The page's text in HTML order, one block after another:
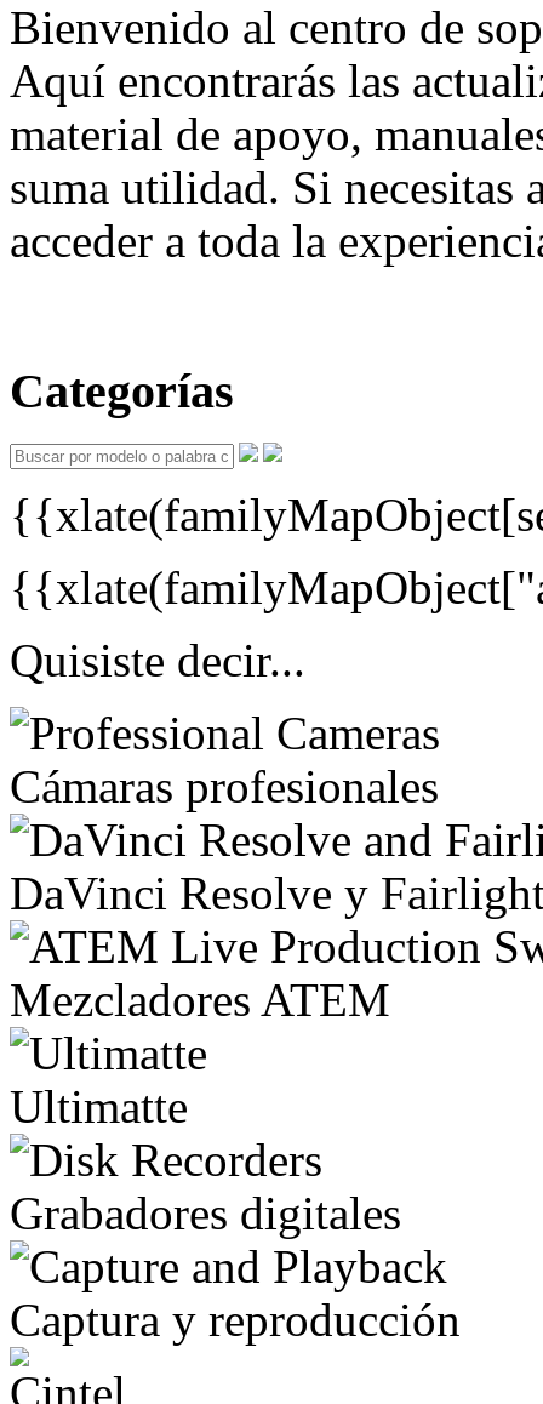
Bienvenido al centro de
Aquí encontrarás las
material de apoyo,
suma utilidad. Si necesitas
acceder a toda la
Categorías
Quisiste decir...
Cámaras profesionales
DaVinci Resolve y
Mezcladores ATEM
Ultimatte
Grabadores digitales
Captura y reproducción